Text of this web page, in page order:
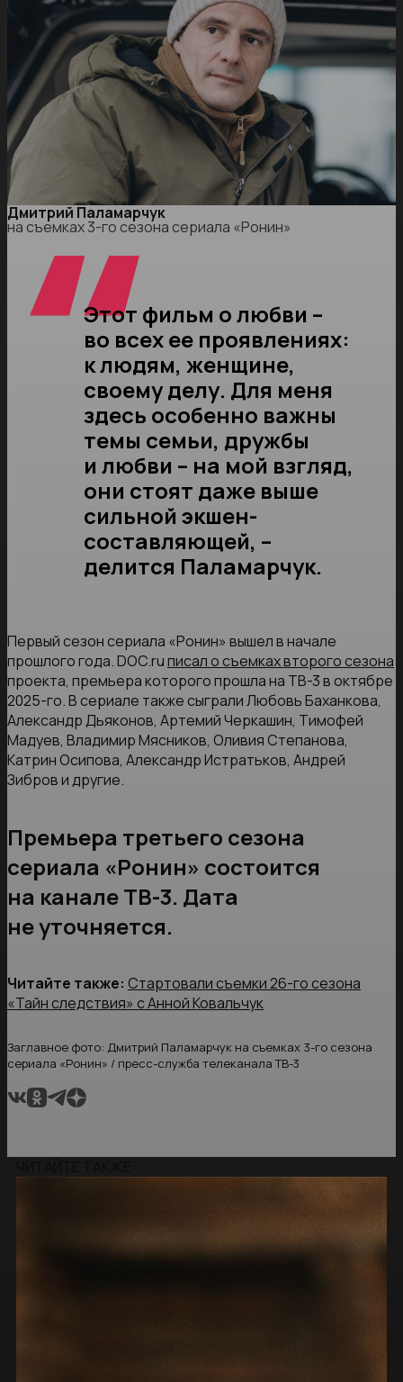
Дмитрий Паламарчук
на съемках 3-го сезона сериала «Ронин»
Этот фильм о любви –
во всех ее проявлениях:
к людям, женщине,
своему делу. Для меня
здесь особенно важны
темы семьи, дружбы
и любви – на мой взгляд,
они стоят даже выше
сильной экшен-
составляющей, –
делится Паламарчук.
Первый сезон сериала «Ронин» вышел в начале
прошлого года. DOC.ruписал о съемках второго сезона
проекта, премьера которого прошла на ТВ-3 в октябре
2025-го. В сериале также сыграли Любовь Баханкова,
Александр Дьяконов, Артемий Черкашин, Тимофей
Мадуев, Владимир Мясников, Оливия Степанова,
Катрин Осипова, Александр Истратьков, Андрей
Зибров и другие.
Премьера третьего сезона
сериала «Ронин» состоится
на канале ТВ-3. Дата
не уточняется.
Читайте также: Стартовали съемки 26-го сезона
«Тайн следствия» с Анной Ковальчук
Заглавное фото: Дмитрий Паламарчук на съемках 3-го сезона
сериала «Ронин» / пресс-служба телеканала ТВ-3